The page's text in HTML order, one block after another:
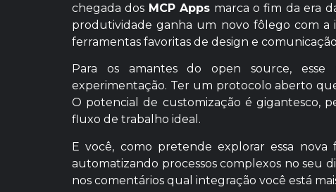
chegada dos MCP Apps marca o fim da era
produtividade ganha um novo fôlego com
ferramentas favoritas de design e
Para os amantes do open source,
experimentação. Ter um protocolo aberto
O potencial de customização é gigantesco,
fluxo de trabalho ideal.
E você, como pretende explorar essa nova
automatizando processos complexos no seu
nos comentários qual integração você está